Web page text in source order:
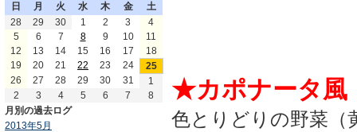
日
月 火 水 木 金
土
28
29 30 1 2 3
4
5
6 7 8 9 10
11
12
13 14 15 16 17
18
19
20 21 22 23 24
25
26
27 28 29 30 31
1
2
3 4 5 6 7
8
月別の過去ログ
2013年5月
★カポナータ
色とりどりの野菜（